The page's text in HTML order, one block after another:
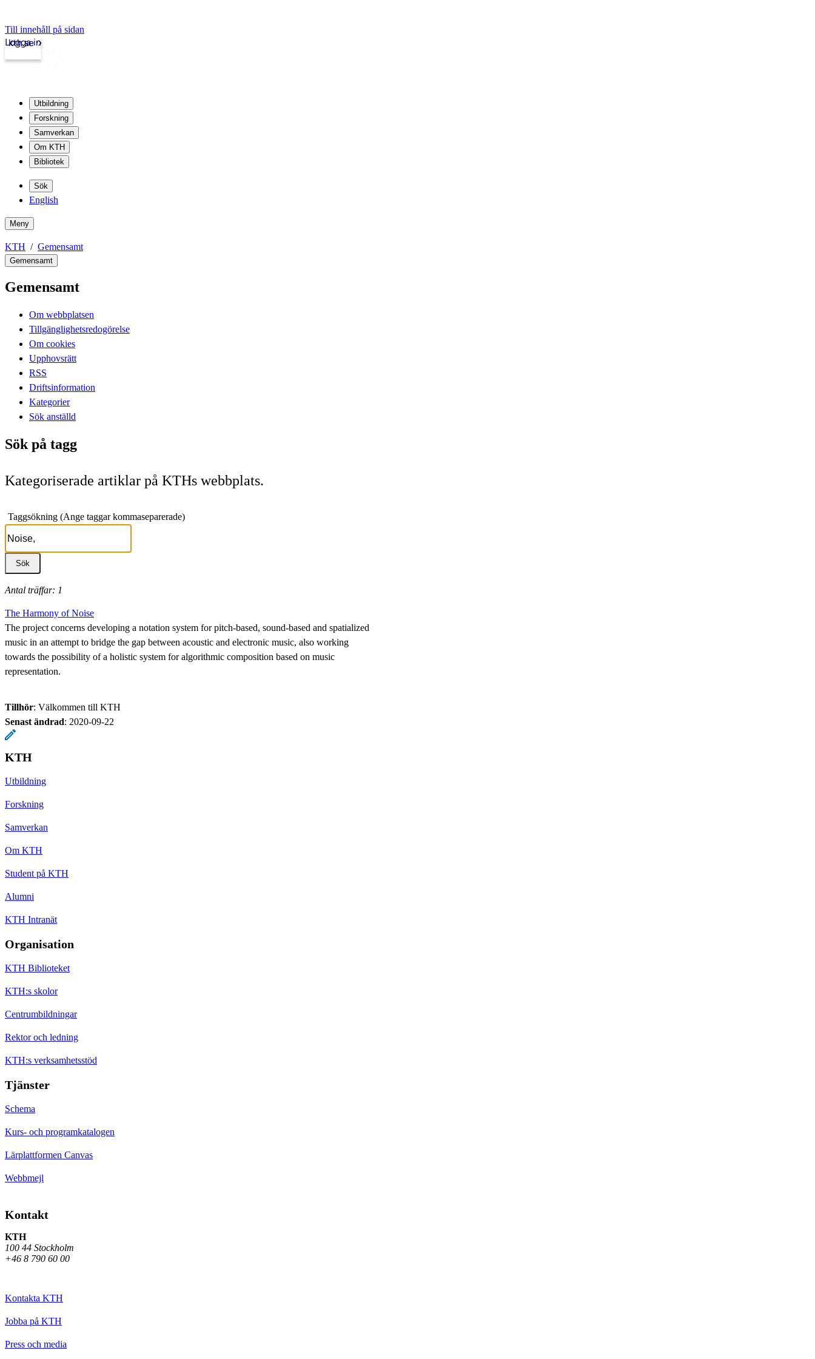
Till innehåll på sidan
kth.se
Logga in
Utbildning
Forskning
Samverkan
Om KTH
Bibliotek
Sök
English
Meny
KTH Gemensamt
Gemensamt
Gemensamt
Om webbplatsen
Tillgänglighetsredogörelse
Om cookies
Upphovsrätt
RSS
Driftsinformation
Kategorier
Sök anställd
Sök på tagg
Kategoriserade artiklar på KTHs webbplats.
Taggsökning (Ange taggar kommaseparerade)
Antal träffar: 1
The Harmony of Noise
The project concerns developing a notation system for pitch-based, sound-based and spatialized
music in an attempt to bridge the gap between acoustic and electronic music, also working
towards the possibility of a holistic system for algorithmic composition based on music
representation.
Tillhör: Välkommen till KTH
Senast ändrad: 2020-09-22
KTH
Utbildning
Forskning
Samverkan
Om KTH
Student på KTH
Alumni
KTH Intranät
Organisation
KTH Biblioteket
KTH:s skolor
Centrumbildningar
Rektor och ledning
KTH:s verksamhetsstöd
Tjänster
Schema
Kurs- och programkatalogen
Lärplattformen Canvas
Webbmejl
Kontakt
KTH
100 44 Stockholm
+46 8 790 60 00
Kontakta KTH
Jobba på KTH
Press och media